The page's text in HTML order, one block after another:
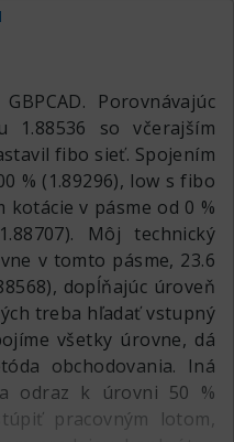
Skúsila ešte raz
na prieraz a od
podľa správania ceny
vyššie, dohora
časového rámca
je už príliš neskoro,
nablízku, iba ak
Tu sa zdá, že
nie je veľa, ale ak sa
je tam ešte celkom
sa zvažuje až po
bude potenciálna zóna
vošiel do hornej zóny
cena bude niekde nie
vrchole. Keďže sme
prejsť na nižší časový
Porovnávajúc
1.88536 so včerajším
fibo sieť. Spojením
% (1.89296), low s fibo
kotácie v pásme od 0 %
Môj technický
v tomto pásme, 23.6
dopĺňajúc úroveň
treba hľadať vstupný
všetky úrovne, dá
obchodovania. Iná
odraz k úrovni 50 %
pracovným lotom,